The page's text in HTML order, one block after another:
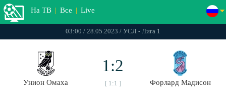
На ТВ | Все | Live
03:00 / 28.05.2023 / УСЛ - Лига 1
Унион Омаха
1:2
[ 1:1 ] Форлард Мадисон